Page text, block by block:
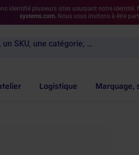
identifié plusieurs sites usurpant notre identité.
systems.com. Nous vous invitons à être
SKU, une catégorie, …
Logistique Marquage,